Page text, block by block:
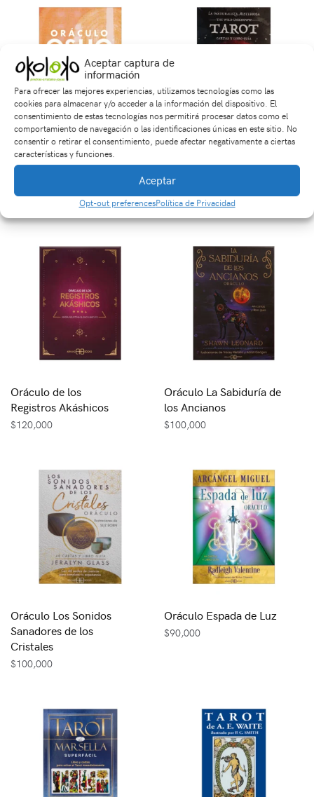
Aceptar captura de
información
Para ofrecer las mejores experiencias, utilizamos tecnologías como las
cookies para almacenar y/o acceder a la información del dispositivo. El
consentimiento de estas tecnologías nos permitirá procesar datos como el
comportamiento de navegación o las identificaciones únicas en este sitio. No
consentir o retirar el consentimiento, puede afectar negativamente a ciertas
características y funciones.
Aceptar
Opt-out preferencesPolítica de Privacidad
Oráculo Osho de la
Transformación
Unknown La Naturaleza
Misteriosa
$140,000
Oráculo de los
Registros Akáshicos
$120,000
Oráculo La Sabiduría de
los Ancianos
$100,000
Oráculo Los Sonidos
Sanadores de los
Cristales
$100,000
Oráculo Espada de Luz
$90,000